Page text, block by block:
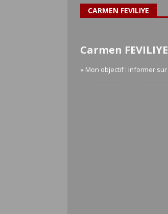
CARMEN FEVILIYE
Carmen FEVILIYE
« Mon objectif : informer sur